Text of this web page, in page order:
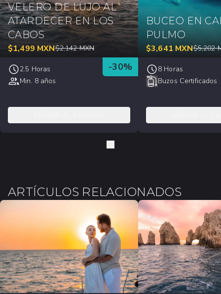
VELERO DE LUJO AL
ATARDECER EN LOS
CABOS
$1,499 MXN$2,142 MXN
-30%
2.5 Horas
Min. 8 años
BUCEO EN
PULMO
$3,641 MXN$5,202
8 Horas
Buzos Certificados
ARTÍCULOS RELACIONADOS